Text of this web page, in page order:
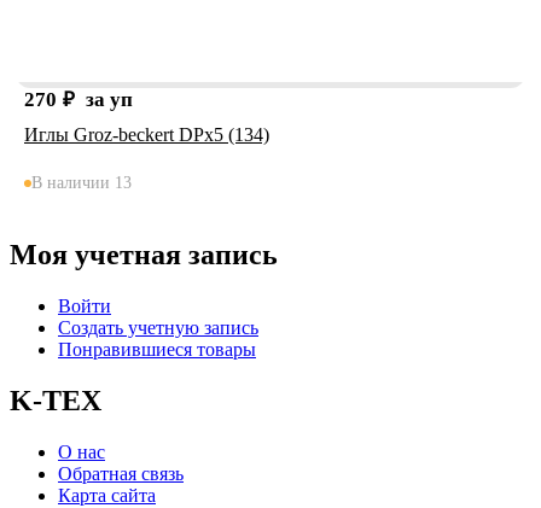
270 ₽ за уп
Иглы Groz-beckert DPx5 (134)
В наличии 13
Моя учетная запись
Войти
Создать учетную запись
Понравившиеся товары
K-TEX
О нас
Обратная связь
Карта сайта